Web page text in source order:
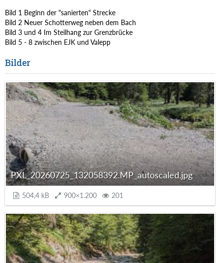
Bild 1 Beginn der "sanierten" Strecke
Bild 2 Neuer Schotterweg neben dem Bach
Bild 3 und 4 Im Steilhang zur Grenzbrücke
Bild 5 - 8 zwischen EJK und Valepp
Bilder
PXL_20260725_132058392.MP_autoscaled.jpg
504,4 kB 900×1.200 201